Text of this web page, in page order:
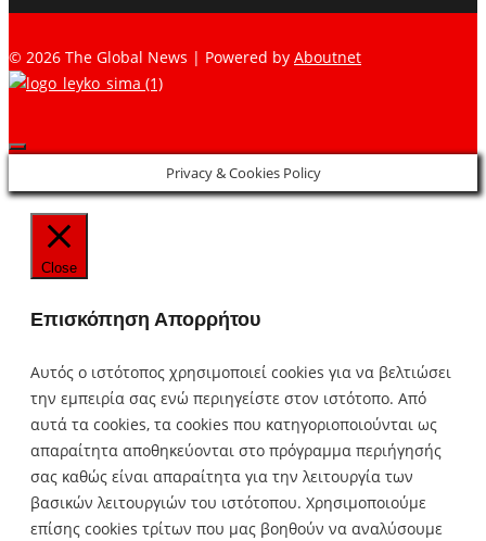
© 2026 The Global News | Powered by Aboutnet
Privacy & Cookies Policy
Close
Επισκόπηση Απορρήτου
Αυτός ο ιστότοπος χρησιμοποιεί cookies για να βελτιώσει
την εμπειρία σας ενώ περιηγείστε στον ιστότοπο. Από
αυτά τα cookies, τα cookies που κατηγοριοποιούνται ως
απαραίτητα αποθηκεύονται στο πρόγραμμα περιήγησής
σας καθώς είναι απαραίτητα για την λειτουργία των
βασικών λειτουργιών του ιστότοπου. Χρησιμοποιούμε
επίσης cookies τρίτων που μας βοηθούν να αναλύσουμε